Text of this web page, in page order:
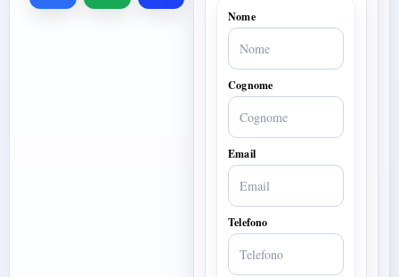
Nome
Cognome
Email
Telefono